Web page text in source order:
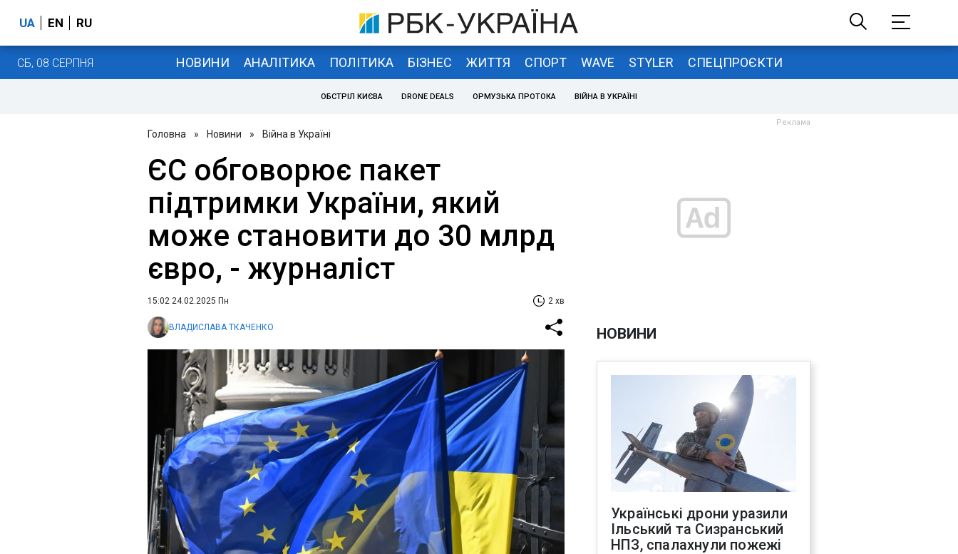
UA EN RU
СБ, 08 СЕРПНЯ НОВИНИ АНАЛІТИКА ПОЛІТИКА БІЗНЕС ЖИТТЯ СПОРТ WAVE STYLER СПЕЦПРОЄКТИ
ОБСТРІЛ КИЄВА DRONE DEALS ОРМУЗЬКА ПРОТОКА ВІЙНА В УКРАЇНІ
Головна » Новини » Війна в Україні
ЄС обговорює пакет
підтримки України, який
може становити до 30 млрд
євро, - журналіст
15:02 24.02.2025 Пн 2 хв
ВЛАДИСЛАВА ТКАЧЕНКО НОВИНИ
Українські дрони уразили
Ільський та Сизранський
НПЗ, спалахнули пожежі